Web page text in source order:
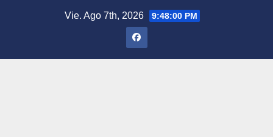
Vie. Ago 7th, 2026 9:48:01 PM